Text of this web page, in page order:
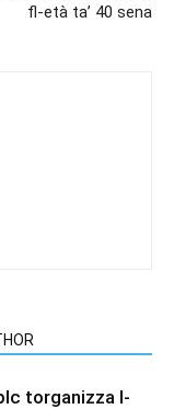
fl-età ta’ 40 sena
torganizza l-